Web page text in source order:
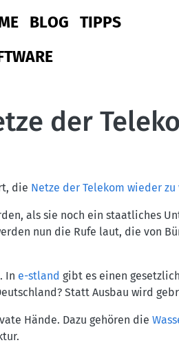
navigation
BLOG
TIPPS
der
die Netze der Telekom wieder
als sie noch ein staatliches
nun die Rufe laut, die von
In e-stland gibt es einen
Statt Ausbau wird
Hände. Dazu gehören die